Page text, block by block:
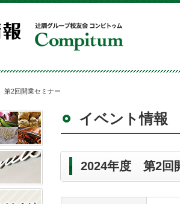
2回開業セミナー
イベント情報
2024年度 第2回